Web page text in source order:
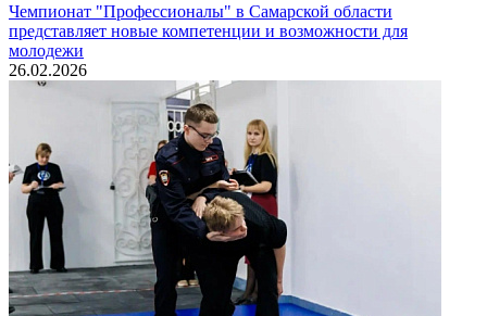
Чемпионат "Профессионалы" в Самарской области
представляет новые компетенции и возможности для
молодежи
26.02.2026